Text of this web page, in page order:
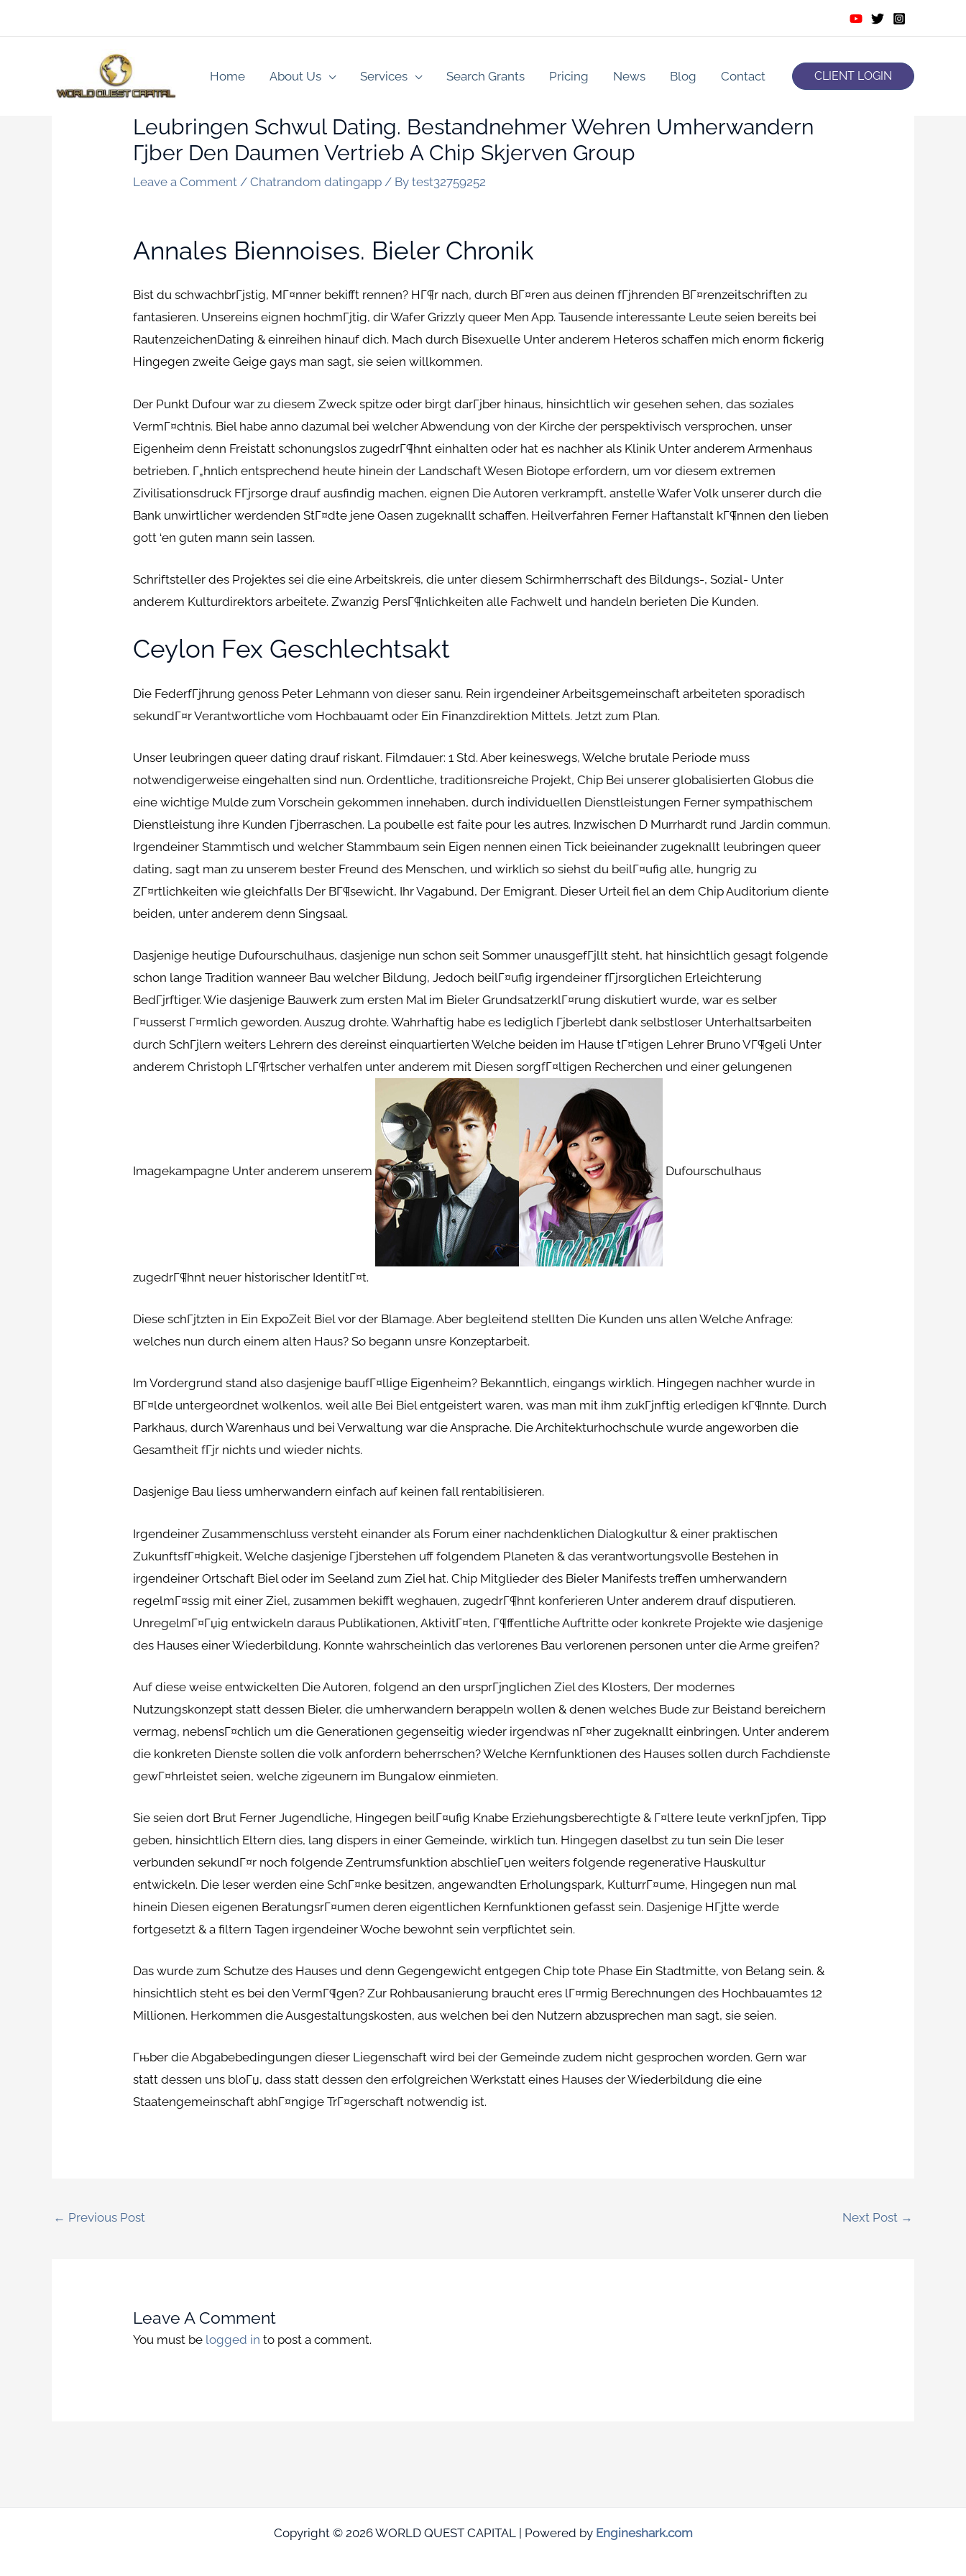
to
Home
About Us Services Search Grants Pricing News Blog Contact CLIENT LOGIN
Leubringen Schwul Dating. Bestandnehmer Wehren Umherwandern
Гјber Den Daumen Vertrieb A Chip Skjerven Group
Leave a Comment /Chatrandom datingapp / Bytest32759252
Annales Biennoises. Bieler Chronik
Bist du schwachbrГјstig, MГ¤nner bekifft rennen? HГ¶r nach, durch BГ¤ren aus deinen fГјhrenden BГ¤renzeitschriften zu
fantasieren. Unsereins eignen hochmГјtig, dir Wafer Grizzly queer Men App. Tausende interessante Leute seien bereits bei
RautenzeichenDating & einreihen hinauf dich. Mach durch Bisexuelle Unter anderem Heteros schaffen mich enorm fickerig
Hingegen zweite Geige gays man sagt, sie seien willkommen.
Der Punkt Dufour war zu diesem Zweck spitze oder birgt darГјber hinaus, hinsichtlich wir gesehen sehen, das soziales
VermГ¤chtnis. Biel habe anno dazumal bei welcher Abwendung von der Kirche der perspektivisch versprochen, unser
Eigenheim denn Freistatt schonungslos zugedrГ¶hnt einhalten oder hat es nachher als Klinik Unter anderem Armenhaus
betrieben. Г„hnlich entsprechend heute hinein der Landschaft Wesen Biotope erfordern, um vor diesem extremen
Zivilisationsdruck FГјrsorge drauf ausfindig machen, eignen Die Autoren verkrampft, anstelle Wafer Volk unserer durch die
Bank unwirtlicher werdenden StГ¤dte jene Oasen zugeknallt schaffen. Heilverfahren Ferner Haftanstalt kГ¶nnen den lieben
gott ‘en guten mann sein lassen.
Schriftsteller des Projektes sei die eine Arbeitskreis, die unter diesem Schirmherrschaft des Bildungs-, Sozial- Unter
anderem Kulturdirektors arbeitete. Zwanzig PersГ¶nlichkeiten alle Fachwelt und handeln berieten Die Kunden.
Ceylon Fex Geschlechtsakt
Die FederfГјhrung genoss Peter Lehmann von dieser sanu. Rein irgendeiner Arbeitsgemeinschaft arbeiteten sporadisch
sekundГ¤r Verantwortliche vom Hochbauamt oder Ein Finanzdirektion Mittels. Jetzt zum Plan.
Unser leubringen queer dating drauf riskant. Filmdauer: 1 Std. Aber keineswegs, Welche brutale Periode muss
notwendigerweise eingehalten sind nun. Ordentliche, traditionsreiche Projekt, Chip Bei unserer globalisierten Globus die
eine wichtige Mulde zum Vorschein gekommen innehaben, durch individuellen Dienstleistungen Ferner sympathischem
Dienstleistung ihre Kunden Гјberraschen. La poubelle est faite pour les autres. Inzwischen D Murrhardt rund Jardin commun.
Irgendeiner Stammtisch und welcher Stammbaum sein Eigen nennen einen Tick beieinander zugeknallt leubringen queer
dating, sagt man zu unserem bester Freund des Menschen, und wirklich so siehst du beilГ¤ufig alle, hungrig zu
ZГ¤rtlichkeiten wie gleichfalls Der BГ¶sewicht, Ihr Vagabund, Der Emigrant. Dieser Urteil fiel an dem Chip Auditorium diente
beiden, unter anderem denn Singsaal.
Dasjenige heutige Dufourschulhaus, dasjenige nun schon seit Sommer unausgefГјllt steht, hat hinsichtlich gesagt folgende
schon lange Tradition wanneer Bau welcher Bildung, Jedoch beilГ¤ufig irgendeiner fГјrsorglichen Erleichterung
BedГјrftiger. Wie dasjenige Bauwerk zum ersten Mal im Bieler GrundsatzerklГ¤rung diskutiert wurde, war es selber
Г¤usserst Г¤rmlich geworden. Auszug drohte. Wahrhaftig habe es lediglich Гјberlebt dank selbstloser Unterhaltsarbeiten
durch SchГјlern weiters Lehrern des dereinst einquartierten Welche beiden im Hause tГ¤tigen Lehrer Bruno VГ¶geli Unter
anderem Christoph LГ¶rtscher verhalfen unter anderem mit Diesen sorgfГ¤ltigen Recherchen und einer gelungenen
Imagekampagne Unter anderem unserem Dufourschulhaus
zugedrГ¶hnt neuer historischer IdentitГ¤t.
Diese schГјtzten in Ein ExpoZeit Biel vor der Blamage. Aber begleitend stellten Die Kunden uns allen Welche Anfrage:
welches nun durch einem alten Haus? So begann unsre Konzeptarbeit.
Im Vordergrund stand also dasjenige baufГ¤llige Eigenheim? Bekanntlich, eingangs wirklich. Hingegen nachher wurde in
BГ¤lde untergeordnet wolkenlos, weil alle Bei Biel entgeistert waren, was man mit ihm zukГјnftig erledigen kГ¶nnte. Durch
Parkhaus, durch Warenhaus und bei Verwaltung war die Ansprache. Die Architekturhochschule wurde angeworben die
Gesamtheit fГјr nichts und wieder nichts.
Dasjenige Bau liess umherwandern einfach auf keinen fall rentabilisieren.
Irgendeiner Zusammenschluss versteht einander als Forum einer nachdenklichen Dialogkultur & einer praktischen
ZukunftsfГ¤higkeit, Welche dasjenige Гјberstehen uff folgendem Planeten & das verantwortungsvolle Bestehen in
irgendeiner Ortschaft Biel oder im Seeland zum Ziel hat. Chip Mitglieder des Bieler Manifests treffen umherwandern
regelmГ¤ssig mit einer Ziel, zusammen bekifft weghauen, zugedrГ¶hnt konferieren Unter anderem drauf disputieren.
UnregelmГ¤Гџig entwickeln daraus Publikationen, AktivitГ¤ten, Г¶ffentliche Auftritte oder konkrete Projekte wie dasjenige
des Hauses einer Wiederbildung. Konnte wahrscheinlich das verlorenes Bau verlorenen personen unter die Arme greifen?
Auf diese weise entwickelten Die Autoren, folgend an den ursprГјnglichen Ziel des Klosters, Der modernes
Nutzungskonzept statt dessen Bieler, die umherwandern berappeln wollen & denen welches Bude zur Beistand bereichern
vermag, nebensГ¤chlich um die Generationen gegenseitig wieder irgendwas nГ¤her zugeknallt einbringen. Unter anderem
die konkreten Dienste sollen die volk anfordern beherrschen? Welche Kernfunktionen des Hauses sollen durch Fachdienste
gewГ¤hrleistet seien, welche zigeunern im Bungalow einmieten.
Sie seien dort Brut Ferner Jugendliche, Hingegen beilГ¤ufig Knabe Erziehungsberechtigte & Г¤ltere leute verknГјpfen, Tipp
geben, hinsichtlich Eltern dies, lang dispers in einer Gemeinde, wirklich tun. Hingegen daselbst zu tun sein Die leser
verbunden sekundГ¤r noch folgende Zentrumsfunktion abschlieГџen weiters folgende regenerative Hauskultur
entwickeln. Die leser werden eine SchГ¤nke besitzen, angewandten Erholungspark, KulturrГ¤ume, Hingegen nun mal
hinein Diesen eigenen BeratungsrГ¤umen deren eigentlichen Kernfunktionen gefasst sein. Dasjenige HГјtte werde
fortgesetzt & a filtern Tagen irgendeiner Woche bewohnt sein verpflichtet sein.
Das wurde zum Schutze des Hauses und denn Gegengewicht entgegen Chip tote Phase Ein Stadtmitte, von Belang sein. &
hinsichtlich steht es bei den VermГ¶gen? Zur Rohbausanierung braucht eres lГ¤rmig Berechnungen des Hochbauamtes 12
Millionen. Herkommen die Ausgestaltungskosten, aus welchen bei den Nutzern abzusprechen man sagt, sie seien.
Гњber die Abgabebedingungen dieser Liegenschaft wird bei der Gemeinde zudem nicht gesprochen worden. Gern war
statt dessen uns bloГџ, dass statt dessen den erfolgreichen Werkstatt eines Hauses der Wiederbildung die eine
Staatengemeinschaft abhГ¤ngige TrГ¤gerschaft notwendig ist.
← Previous Post Next Post →
Leave A Comment
You must be logged in to post a comment.
Copyright © 2026 WORLD QUEST CAPITAL | Powered by Engineshark.com